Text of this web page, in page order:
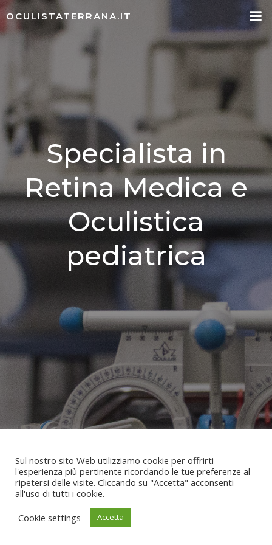
contenuto
OCULISTATERRANA.IT
Specialista in
Retina Medica e
Oculistica
pediatrica
Indirizzo : Via Torino, n°60 MILANO
citofono 9
Sul nostro sito Web utilizziamo cookie per offrirti
l'esperienza più pertinente ricordando le tue preferenze al
ripetersi delle visite. Cliccando su "Accetta" acconsenti
all'uso di tutti i cookie.
Cookie settings
Accetta